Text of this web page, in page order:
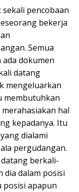
pencobaan
bekerja
Semua
dokumen
datang
mengeluarkan
membutuhkan
hal
kepadanya. Itu
dialami
pergudangan.
berkali-
dia dalam posisi
posisi apapun